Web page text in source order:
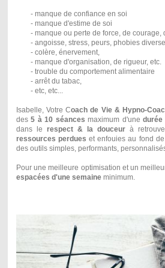
- manque de confiance en soi
- manque d'estime de soi
- manque ou perte de force, de courage,
- angoisse, stress, peurs, phobies
- colère, énervement,
- manque d'organisation, de rigueur, etc.
- trouble du comportement alimentaire
- arrêt du tabac,
- etc, etc...
Isabelle, Votre Coach de Vie & Hypno-
des5 à 10 séances maximum d'une durée
dans le respect & la douceur à
ressources perdues et enfouies au fond
des outils simples, performants,
Pour une meilleure optimisation et un
espacées d'une semaineminimum.